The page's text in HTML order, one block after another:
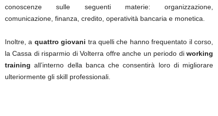
conoscenze sulle seguenti materie: organizzazione,
comunicazione, finanza, credito, operatività bancaria e monetica.
Inoltre, a quattro giovani tra quelli che hanno frequentato il corso,
la Cassa di risparmio di Volterra offre anche un periodo di working
training all’interno della banca che consentirà loro di migliorare
ulteriormente gli skill professionali.